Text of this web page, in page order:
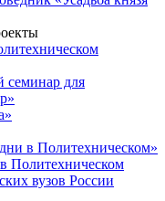
семинар для
в Политехническом»
Политехническом
вузов России